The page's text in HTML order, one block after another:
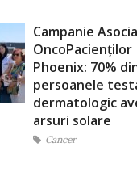
Campanie
OncoPacienților
Phoenix: 70%
persoanele
dermatologic
arsuri solare
Cancer